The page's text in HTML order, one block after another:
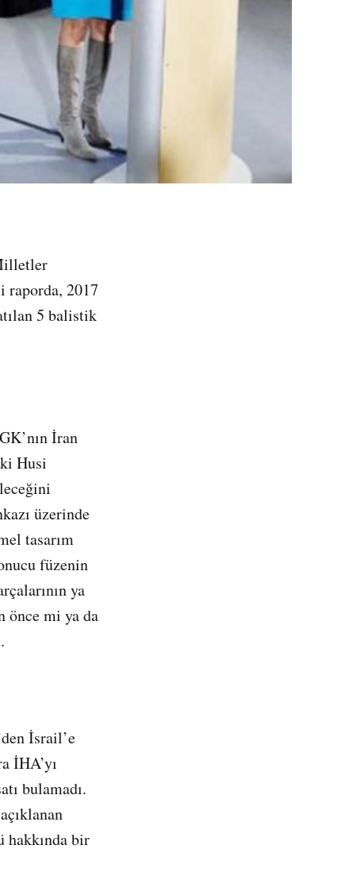
raporda, 2017
5 balistik
İran
Husi
üzerinde
tasarım
füzenin
ya
önce mi ya da
İsrail’e
İHA’yı
bulamadı.
hakkında bir